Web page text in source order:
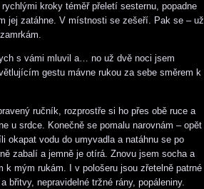
kroky téměř přeletí sesternu, popadne
jej zatáhne. V místnosti se zešeří. Pak se – už
s vámi mluvil a… no už dvě noci jsem
gestu mávne rukou za sebe směrem k
ručník, rozprostře si ho přes obě ruce a
u srdce. Konečně se pomalu narovnám – opět
okapat vodu do umyvadla a natáhnu se po
zabalí a jemně je otírá. Znovu jsem socha a
mým rukám. I v pološeru jsou zřetelně patrné
nepravidelné tržné rány, popáleniny.